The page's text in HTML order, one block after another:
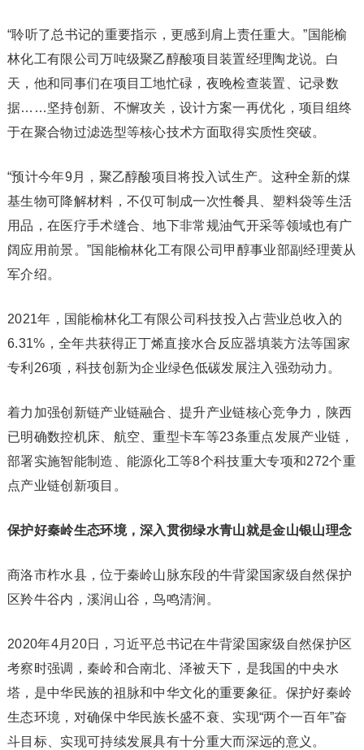
“聆听了总书记的重要指示，更感到肩上责任重大。”国能榆
林化工有限公司万吨级聚乙醇酸项目装置经理陶龙说。白
天，他和同事们在项目工地忙碌，夜晚检查装置、记录数
据……坚持创新、不懈攻关，设计方案一再优化，项目组终
于在聚合物过滤选型等核心技术方面取得实质性突破。
“预计今年9月，聚乙醇酸项目将投入试生产。这种全新的煤
基生物可降解材料，不仅可制成一次性餐具、塑料袋等生活
用品，在医疗手术缝合、地下非常规油气开采等领域也有广
阔应用前景。”国能榆林化工有限公司甲醇事业部副经理黄从
军介绍。
2021年，国能榆林化工有限公司科技投入占营业总收入的
6.31%，全年共获得正丁烯直接水合反应器填装方法等国家
专利26项，科技创新为企业绿色低碳发展注入强劲动力。
着力加强创新链产业链融合、提升产业链核心竞争力，陕西
已明确数控机床、航空、重型卡车等23条重点发展产业链，
部署实施智能制造、能源化工等8个科技重大专项和272个重
点产业链创新项目。
保护好秦岭生态环境，深入贯彻绿水青山就是金山银山理念
商洛市柞水县，位于秦岭山脉东段的牛背梁国家级自然保护
区羚牛谷内，溪润山谷，鸟鸣清涧。
2020年4月20日，习近平总书记在牛背梁国家级自然保护区
考察时强调，秦岭和合南北、泽被天下，是我国的中央水
塔，是中华民族的祖脉和中华文化的重要象征。保护好秦岭
生态环境，对确保中华民族长盛不衰、实现“两个一百年”奋
斗目标、实现可持续发展具有十分重大而深远的意义。